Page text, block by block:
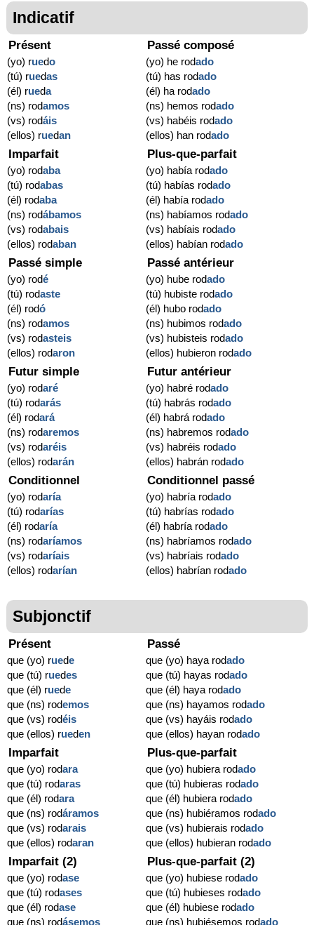
Indicatif
Présent
(yo) ruedo
(tú) ruedas
(él) rueda
(ns) rodamos
(vs) rodáis
(ellos) ruedan
Passé composé
(yo) he rodado
(tú) has rodado
(él) ha rodado
(ns) hemos rodado
(vs) habéis rodado
(ellos) han rodado
Imparfait
(yo) rodaba
(tú) rodabas
(él) rodaba
(ns) rodábamos
(vs) rodabais
(ellos) rodaban
Plus-que-parfait
(yo) había rodado
(tú) habías rodado
(él) había rodado
(ns) habíamos rodado
(vs) habíais rodado
(ellos) habían rodado
Passé simple
(yo) rodé
(tú) rodaste
(él) rodó
(ns) rodamos
(vs) rodasteis
(ellos) rodaron
Passé antérieur
(yo) hube rodado
(tú) hubiste rodado
(él) hubo rodado
(ns) hubimos rodado
(vs) hubisteis rodado
(ellos) hubieron rodado
Futur simple
(yo) rodaré
(tú) rodarás
(él) rodará
(ns) rodaremos
(vs) rodaréis
(ellos) rodarán
Futur antérieur
(yo) habré rodado
(tú) habrás rodado
(él) habrá rodado
(ns) habremos rodado
(vs) habréis rodado
(ellos) habrán rodado
Conditionnel
(yo) rodaría
(tú) rodarías
(él) rodaría
(ns) rodaríamos
(vs) rodaríais
(ellos) rodarían
Conditionnel passé
(yo) habría rodado
(tú) habrías rodado
(él) habría rodado
(ns) habríamos rodado
(vs) habríais rodado
(ellos) habrían rodado
Subjonctif
Présent
que (yo) ruede
que (tú) ruedes
que (él) ruede
que (ns) rodemos
que (vs) rodéis
que (ellos) rueden
Passé
que (yo) haya rodado
que (tú) hayas rodado
que (él) haya rodado
que (ns) hayamos rodado
que (vs) hayáis rodado
que (ellos) hayan rodado
Imparfait
que (yo) rodara
que (tú) rodaras
que (él) rodara
que (ns) rodáramos
que (vs) rodarais
que (ellos) rodaran
Plus-que-parfait
que (yo) hubiera rodado
que (tú) hubieras rodado
que (él) hubiera rodado
que (ns) hubiéramos rodado
que (vs) hubierais rodado
que (ellos) hubieran rodado
Imparfait (2)
que (yo) rodase
que (tú) rodases
que (él) rodase
que (ns) rodásemos
Plus-que-parfait (2)
que (yo) hubiese rodado
que (tú) hubieses rodado
que (él) hubiese rodado
que (ns) hubiésemos rodado